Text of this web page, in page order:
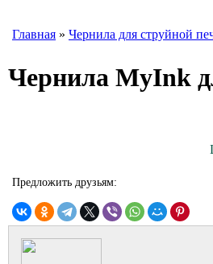
Главная » Чернила для струйной
Чернила MyInk
Предложить друзьям: